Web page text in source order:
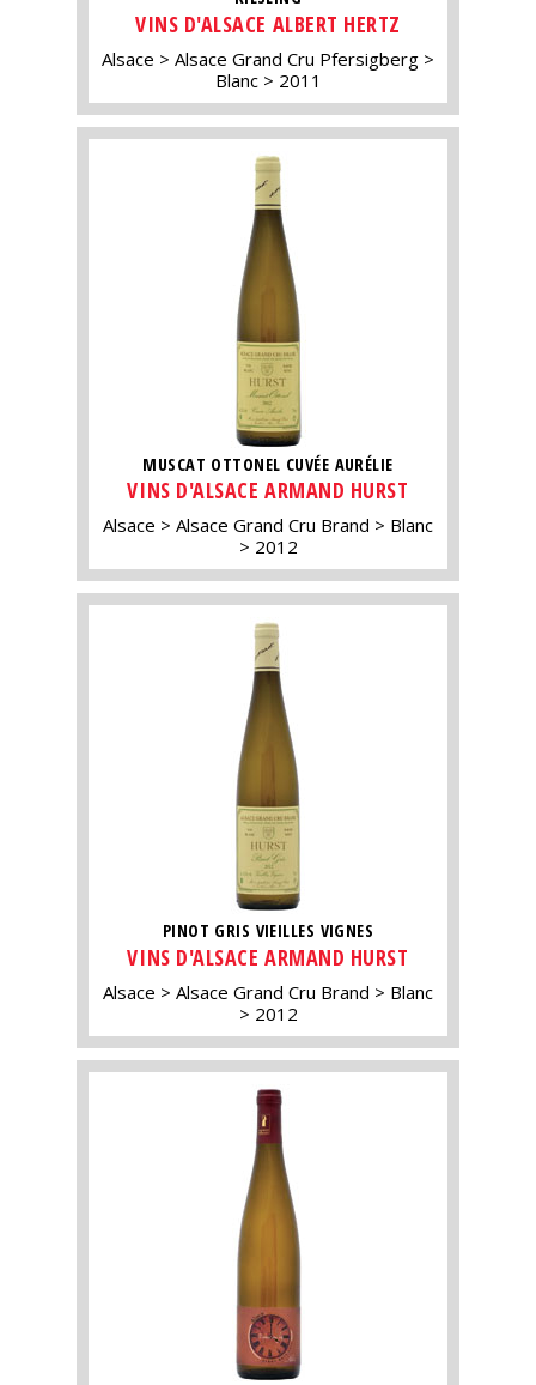
VINS D'ALSACE ALBERT HERTZ
Alsace
Alsace Grand Cru Pfersigberg
Blanc
2011
MUSCAT OTTONEL CUVÉE AURÉLIE
VINS D'ALSACE ARMAND HURST
Alsace Alsace Grand Cru Brand
Blanc
2012
PINOT GRIS VIEILLES VIGNES
VINS D'ALSACE ARMAND HURST
Alsace Alsace Grand Cru Brand
Blanc
2012